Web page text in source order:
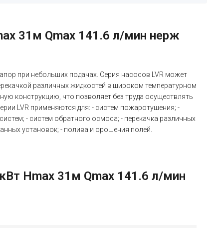
31м Qmax 141.6 л/мин нерж
при небольших подачах. Серия насосов LVR может
различных жидкостей в широком температурном
конструкцию, что позволяет без труда осуществлять
LVR применяются для: - систем пожаротушения; -
- систем обратного осмоса; - перекачка различных
установок; - полива и орошения полей.
Hmax 31м Qmax 141.6 л/мин